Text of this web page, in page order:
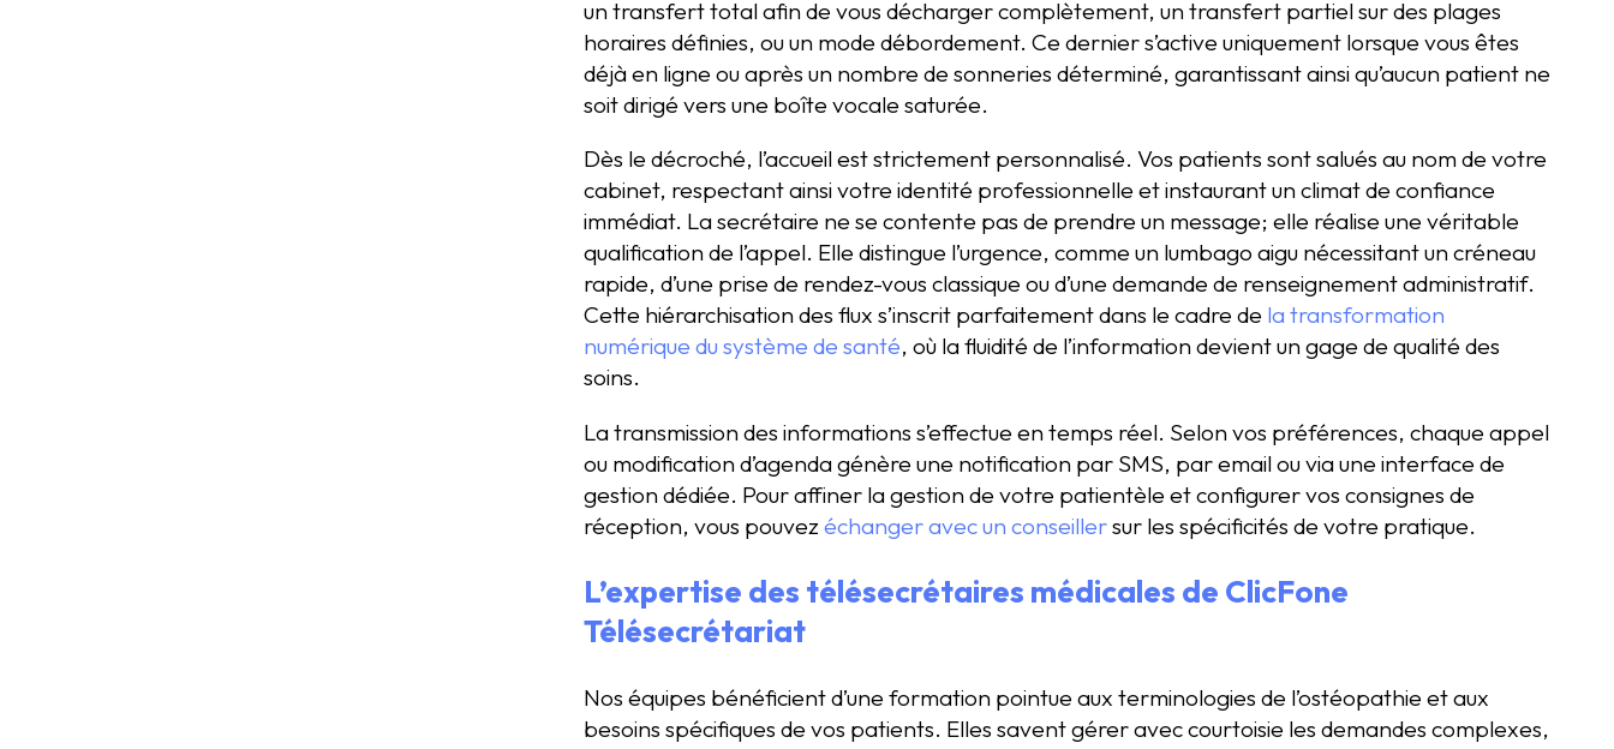
un transfert total afin de vous décharger complètement, un transfert partiel sur des plages
horaires définies, ou un mode débordement. Ce dernier s’active uniquement lorsque vous êtes
déjà en ligne ou après un nombre de sonneries déterminé, garantissant ainsi qu’aucun patient ne
soit dirigé vers une boîte vocale saturée.
Dès le décroché, l’accueil est strictement personnalisé. Vos patients sont salués au nom de votre
cabinet, respectant ainsi votre identité professionnelle et instaurant un climat de confiance
immédiat. La secrétaire ne se contente pas de prendre un message; elle réalise une véritable
qualification de l’appel. Elle distingue l’urgence, comme un lumbago aigu nécessitant un créneau
rapide, d’une prise de rendez-vous classique ou d’une demande de renseignement administratif.
Cette hiérarchisation des flux s’inscrit parfaitement dans le cadre de la transformation
numérique du système de santé, où la fluidité de l’information devient un gage de qualité des
soins.
La transmission des informations s’effectue en temps réel. Selon vos préférences, chaque appel
ou modification d’agenda génère une notification par SMS, par email ou via une interface de
gestion dédiée. Pour affiner la gestion de votre patientèle et configurer vos consignes de
réception, vous pouvez échanger avec un conseillersur les spécificités de votre pratique.
L’expertise des télésecrétaires médicales de ClicFone
Télésecrétariat
Nos équipes bénéficient d’une formation pointue aux terminologies de l’ostéopathie et aux
besoins spécifiques de vos patients. Elles savent gérer avec courtoisie les demandes complexes,